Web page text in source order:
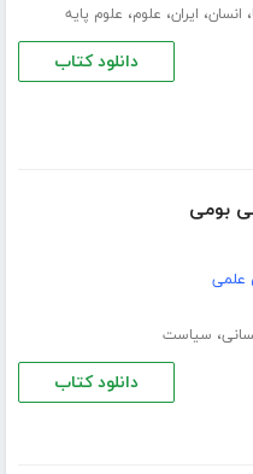
، انسان، ایران، علوم، علوم پایه
دانلود کتاب
بومی
علمی
، سیاست
دانلود کتاب